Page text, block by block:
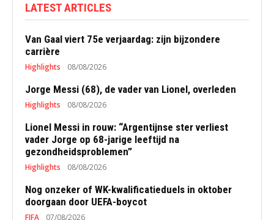
LATEST ARTICLES
Van Gaal viert 75e verjaardag: zijn bijzondere
carrière
Highlights 08/08/2026
Jorge Messi (68), de vader van Lionel, overleden
Highlights 08/08/2026
Lionel Messi in rouw: “Argentijnse ster verliest
vader Jorge op 68-jarige leeftijd na
gezondheidsproblemen”
Highlights 08/08/2026
Nog onzeker of WK-kwalificatieduels in oktober
doorgaan door UEFA-boycot
FIFA 07/08/2026